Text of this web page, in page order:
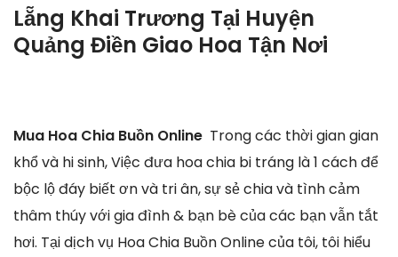
Lẵng Khai Trương Tại Huyện
Quảng Điền Giao Hoa Tận Nơi
Mua Hoa Chia Buồn Online Trong các thời gian gian
khổ và hi sinh, Việc đưa hoa chia bi tráng là 1 cách để
bộc lộ đáy biết ơn và tri ân, sự sẻ chia và tình cảm
thâm thúy với gia đình & bạn bè của các bạn vẫn tắt
hơi. Tại dịch vụ Hoa Chia Buồn Online của tôi, tôi hiểu